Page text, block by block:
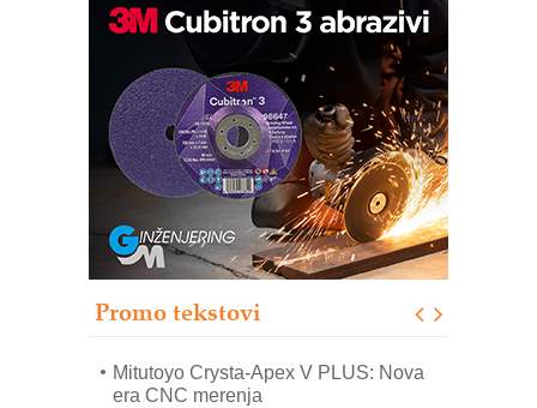
Promo tekstovi
Automatizacija pakovanja · Display
(Shelf-Ready) omotnice
Potpuna efikasnost bez složenih
sistema
Trajna oznaka kao dugoročna korist
Bezbednost na prvom mestu!
IB BLUMENAUER - više od 40 godina
poverenja u industriji
Art Utopia Studio – vizuelne priče
Mitutoyo Crysta-Apex V PLUS: Nova
era CNC merenja